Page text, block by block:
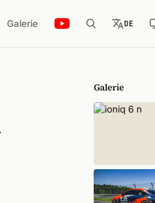
Galerie DE
Galerie